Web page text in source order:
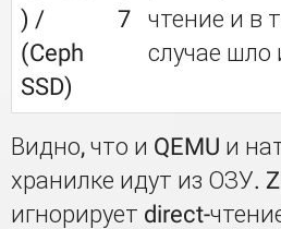
) /
(Ceph
SSD)
7
чтение и в
случае шло
Видно, что и QEMU и
хранилке идут из ОЗУ.
игнорирует direct-